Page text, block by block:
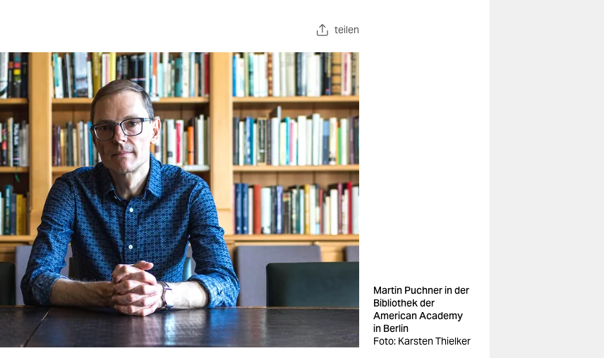
teilen
Martin Puchner in der
Bibliothek der
American Academy
in Berlin
Foto: Karsten Thielker